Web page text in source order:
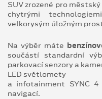
SUV zrozené pro
chytrými
velkorysým úložným
Na výběr máte
součástí standardní
parkovací senzory a
LED světlomety
a infotainment SYNC
navigací.